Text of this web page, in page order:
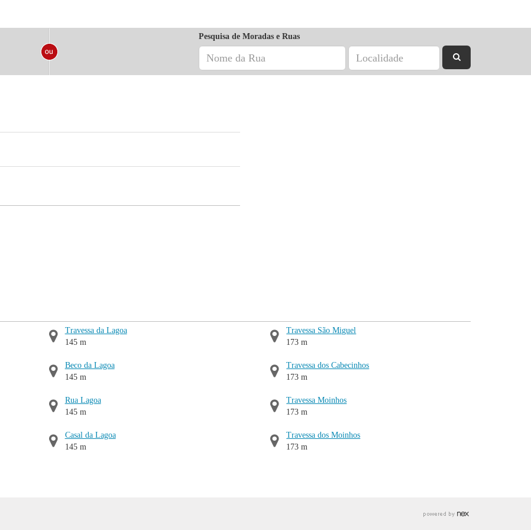
Pesquisa de Moradas e Ruas
Travessa da Lagoa
145 m
Beco da Lagoa
145 m
Rua Lagoa
145 m
Casal da Lagoa
145 m
Travessa São Miguel
173 m
Travessa dos Cabecinhos
173 m
Travessa Moinhos
173 m
Travessa dos Moinhos
173 m